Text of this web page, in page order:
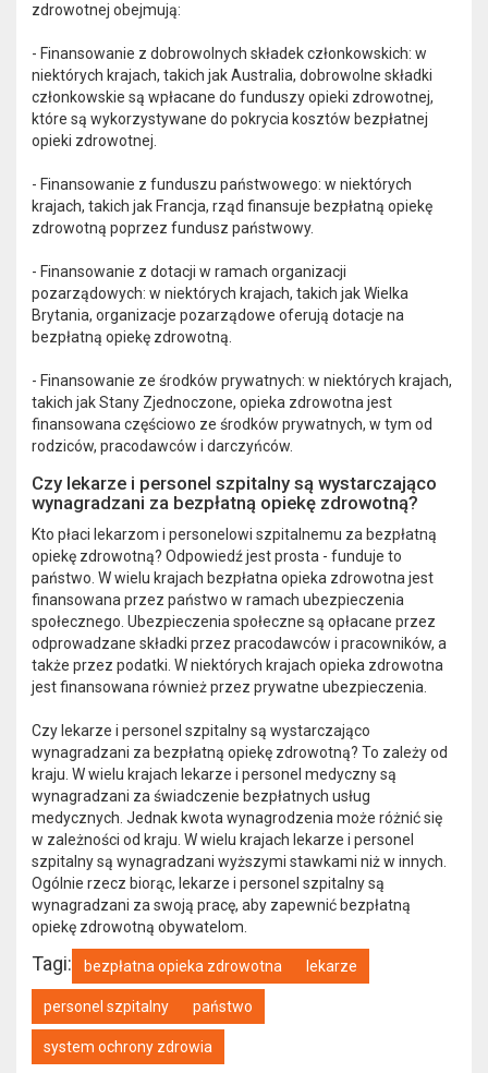
zdrowotnej obejmują:
- Finansowanie z dobrowolnych składek członkowskich: w
niektórych krajach, takich jak Australia, dobrowolne składki
członkowskie są wpłacane do funduszy opieki zdrowotnej,
które są wykorzystywane do pokrycia kosztów bezpłatnej
opieki zdrowotnej.
- Finansowanie z funduszu państwowego: w niektórych
krajach, takich jak Francja, rząd finansuje bezpłatną opiekę
zdrowotną poprzez fundusz państwowy.
- Finansowanie z dotacji w ramach organizacji
pozarządowych: w niektórych krajach, takich jak Wielka
Brytania, organizacje pozarządowe oferują dotacje na
bezpłatną opiekę zdrowotną.
- Finansowanie ze środków prywatnych: w niektórych krajach,
takich jak Stany Zjednoczone, opieka zdrowotna jest
finansowana częściowo ze środków prywatnych, w tym od
rodziców, pracodawców i darczyńców.
Czy lekarze i personel szpitalny są wystarczająco
wynagradzani za bezpłatną opiekę zdrowotną?
Kto płaci lekarzom i personelowi szpitalnemu za bezpłatną
opiekę zdrowotną? Odpowiedź jest prosta - funduje to
państwo. W wielu krajach bezpłatna opieka zdrowotna jest
finansowana przez państwo w ramach ubezpieczenia
społecznego. Ubezpieczenia społeczne są opłacane przez
odprowadzane składki przez pracodawców i pracowników, a
także przez podatki. W niektórych krajach opieka zdrowotna
jest finansowana również przez prywatne ubezpieczenia.
Czy lekarze i personel szpitalny są wystarczająco
wynagradzani za bezpłatną opiekę zdrowotną? To zależy od
kraju. W wielu krajach lekarze i personel medyczny są
wynagradzani za świadczenie bezpłatnych usług
medycznych. Jednak kwota wynagrodzenia może różnić się
w zależności od kraju. W wielu krajach lekarze i personel
szpitalny są wynagradzani wyższymi stawkami niż w innych.
Ogólnie rzecz biorąc, lekarze i personel szpitalny są
wynagradzani za swoją pracę, aby zapewnić bezpłatną
opiekę zdrowotną obywatelom.
Tagi: bezpłatna opieka zdrowotna lekarze
personel szpitalny państwo
system ochrony zdrowia